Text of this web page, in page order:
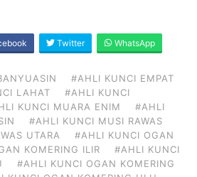
Twitter WhatsApp
#AHLI KUNCI EMPAT
LAHAT
#AHLI KUNCI
KUNCI MUARA ENIM
#AHLI
#AHLI KUNCI MUSI RAWAS
UTARA
#AHLI KUNCI OGAN
KOMERING ILIR
#AHLI KUNCI
#AHLI KUNCI OGAN KOMERING